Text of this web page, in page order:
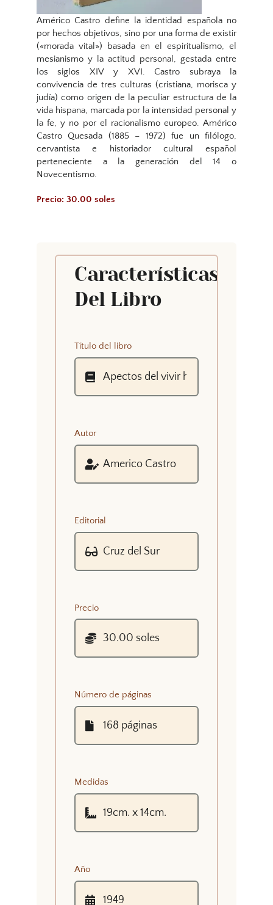
Américo Castro define la identidad española no
por hechos objetivos, sino por una forma de existir
(«morada vital») basada en el espiritualismo, el
mesianismo y la actitud personal, gestada entre
los siglos XIV y XVI. Castro subraya la
convivencia de tres culturas (cristiana, morisca y
judía) como origen de la peculiar estructura de la
vida hispana, marcada por la intensidad personal y
la fe, y no por el racionalismo europeo. Américo
Castro Quesada (1885 – 1972) fue un filólogo,
cervantista e historiador cultural español
perteneciente a la generación del 14 o
Novecentismo.
Precio: 30.00 soles
Características
Del Libro
Título del libro
Autor
Editorial
Precio
Número de páginas
Medidas
Año